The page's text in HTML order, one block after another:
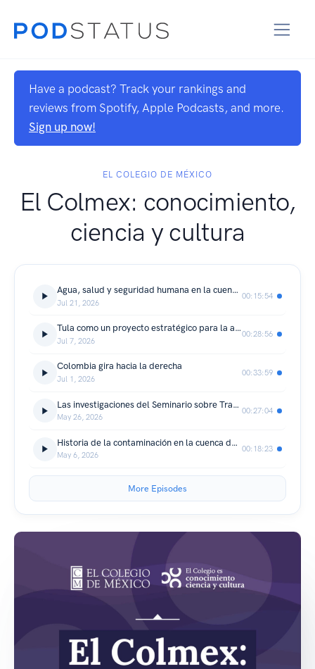
Have a podcast? Track your rankings and
reviews from Spotify, Apple Podcasts, and more.
Sign up now!
EL COLEGIO DE MÉXICO
El Colmex: conocimiento,
ciencia y cultura
Agua, salud y seguridad humana en la cuenca de Tula
Jul 21, 2026
00:15:54
Tula como un proyecto estratégico para la atención de un problema nacional de contaminación
Jul 7, 2026
00:28:56
Colombia gira hacia la derecha
Jul 1, 2026
00:33:59
Las investigaciones del Seminario sobre Trabajo y Desigualdades sobre plataformas digitales
May 26, 2026
00:27:04
Historia de la contaminación en la cuenca de Tula: pasado que explica el presente
May 6, 2026
00:18:23
More Episodes